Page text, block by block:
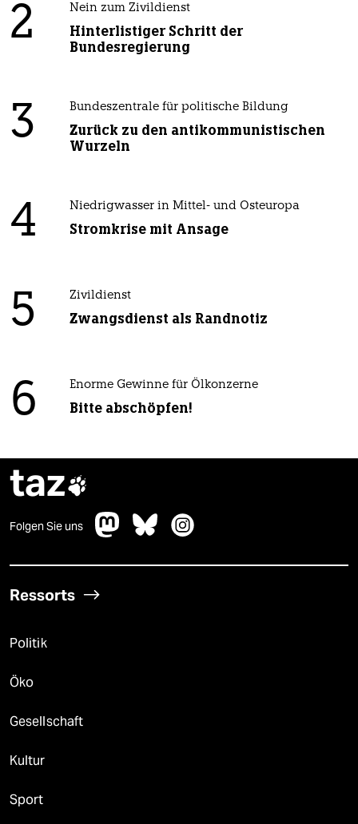
2 Nein zum Zivildienst
Hinterlistiger Schritt der
Bundesregierung
3 Bundeszentrale für politische Bildung
Zurück zu den antikommunistischen
Wurzeln
4 Niedrigwasser in Mittel- und Osteuropa
Stromkrise mit Ansage
5 Zivildienst
Zwangsdienst als Randnotiz
6 Enorme Gewinne für Ölkonzerne
Bitte abschöpfen!
taz
Folgen Sie uns
Ressorts
Politik
Öko
Gesellschaft
Kultur
Sport